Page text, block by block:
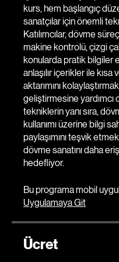
İleri Teknikler" kursu,
için tasarlanmış
kurs, hem başlangıç
sanatçılar için önemli
Katılımcılar, dövme
makine kontrolü, çizgi
konularda pratik bilgiler
anlaşılır içerikler ile kısa
aktarımını
geliştirmesine yardımcı
tekniklerin yanı sıra,
kullanımı üzerine bilgi
paylaşımını teşvik
dövme sanatını daha
Bu programa mobil
Uygulamaya Git